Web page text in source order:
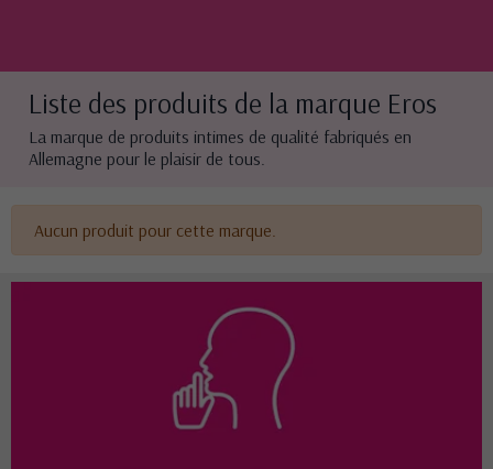
Liste des produits de la marque Eros
La marque de produits intimes de qualité fabriqués en
Allemagne pour le plaisir de tous.
Aucun produit pour cette marque.